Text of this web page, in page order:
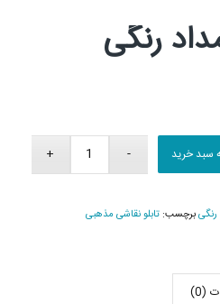
رنگی
سبد خرید
رنگیبرچسب: تابلو نقاشی مذهبی
(0)